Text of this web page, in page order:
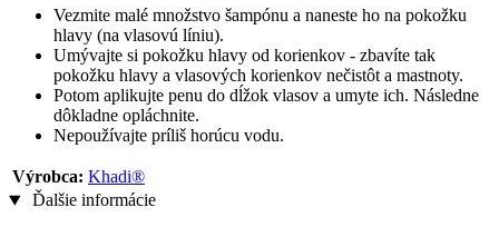
Vezmite malé množstvo šampónu a naneste ho na pokožku
hlavy (na vlasovú líniu).
Umývajte si pokožku hlavy od korienkov - zbavíte tak
pokožku hlavy a vlasových korienkov nečistôt a mastnoty.
Potom aplikujte penu do dĺžok vlasov a umyte ich. Následne
dôkladne opláchnite.
Nepoužívajte príliš horúcu vodu.
Výrobca: Khadi®
Ďalšie informácie